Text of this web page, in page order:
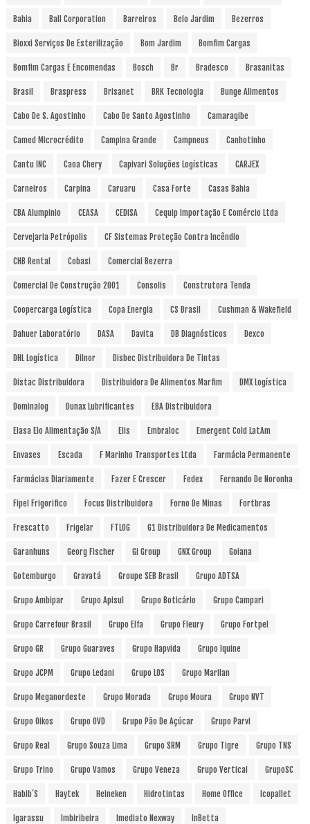
Bahia Ball Corporation Barreiros Belo Jardim Bezerros
Bioxxi Serviços De Esterilização Bom Jardim Bomfim Cargas
Bomfim Cargas E Encomendas Bosch Br Bradesco Brasanitas
Brasil Braspress Brisanet BRK Tecnologia Bunge Alimentos
Cabo De S. Agostinho Cabo De Santo Agostinho Camaragibe
Camed Microcrédito Campina Grande Campneus Canhotinho
Cantu INC Caoa Chery Capivari Soluções Logísticas CARJEX
Carneiros Carpina Caruaru Casa Forte Casas Bahia
CBA Alumpinio CEASA CEDISA Cequip Importação E Comércio Ltda
Cervejaria Petrópolis CF Sistemas Proteção Contra Incêndio
CHB Rental Cobasi Comercial Bezerra
Comercial De Construção 2001 Consolis Construtora Tenda
Coopercarga Logística Copa Energia CS Brasil Cushman & Wakefield
Dahuer Laboratório DASA Davita DB Diagnósticos Dexco
DHL Logística Dilnor Disbec Distribuidora De Tintas
Distac Distribuidora Distribuidora De Alimentos Marfim DMX Logística
Dominalog Dunax Lubrificantes EBA Distribuidora
Elasa Elo Alimentação S/A Elis Embraloc Emergent Cold LatAm
Envases Escada F Marinho Transportes Ltda Farmácia Permanente
Farmácias Diariamente Fazer E Crescer Fedex Fernando De Noronha
Fipel Frigorifico Focus Distribuidora Forno De Minas Fortbras
Frescatto Frigelar FTLOG G1 Distribuidora De Medicamentos
Garanhuns Georg Fischer Gi Group GNX Group Goiana
Gotemburgo Gravatá Groupe SEB Brasil Grupo ADTSA
Grupo Ambipar Grupo Apisul Grupo Boticário Grupo Campari
Grupo Carrefour Brasil Grupo Elfa Grupo Fleury Grupo Fortpel
Grupo GR Grupo Guaraves Grupo Hapvida Grupo Iquine
Grupo JCPM Grupo Ledani Grupo LOS Grupo Marilan
Grupo Meganordeste Grupo Morada Grupo Moura Grupo NVT
Grupo Oikos Grupo OVD Grupo Pão De Açúcar Grupo Parvi
Grupo Real Grupo Souza Lima Grupo SRM Grupo Tigre Grupo TNS
Grupo Trino Grupo Vamos Grupo Veneza Grupo Vertical GrupoSC
Habib´s Haytek Heineken Hidrotintas Home Office Icopallet
Igarassu Imbiribeira Imediato Nexway InBetta